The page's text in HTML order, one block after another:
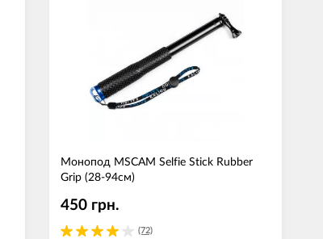
Монопод MSCAM Selfie Stick Rubber
Grip (28-94см)
(72)
450 грн.